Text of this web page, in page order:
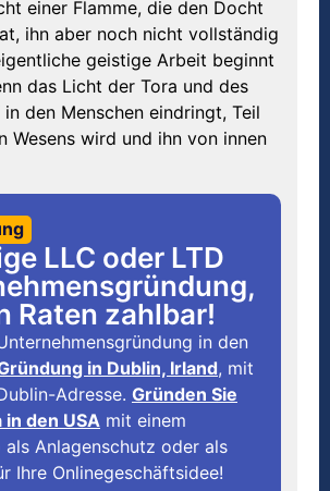
einer Flamme, die den Docht
ihn aber noch nicht vollständig
geistige Arbeit beginnt
das Licht der Tora und des
den Menschen eindringt, Teil
Wesens wird und ihn von innen
LLC oder LTD
Raten zahlbar!
in den
in Dublin, Irland, mit
Adresse. Gründen Sie
den USA mit einem
als Anlagenschutz oder als
Ihre Onlinegeschäftsidee!